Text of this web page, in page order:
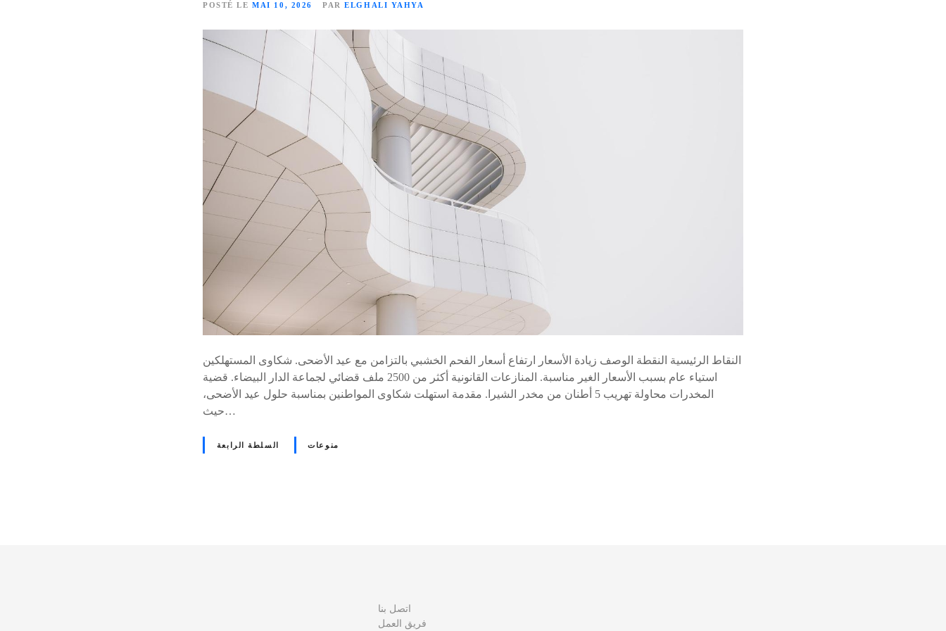
POSTÉ LE MAI 10, 2026 PAR ELGHALI YAHYA
النقاط الرئيسية النقطة الوصف زيادة الأسعار ارتفاع أسعار الفحم الخشبي بالتزامن مع عيد الأضحى. شكاوى المستهلكين
استياء عام بسبب الأسعار الغير مناسبة. المنازعات القانونية أكثر من 2500 ملف قضائي لجماعة الدار البيضاء. قضية
المخدرات محاولة تهريب 5 أطنان من مخدر الشيرا. مقدمة استهلت شكاوى المواطنين بمناسبة حلول عيد الأضحى،
حيث…
السلطة الرابعة منوعات
اتصل بنا
فريق العمل